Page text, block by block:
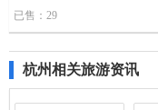
已售：29
杭州相关旅游资讯